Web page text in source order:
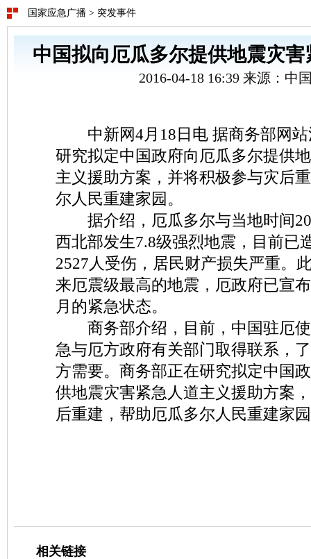
国家应急广播 > 突发事件
中国拟向厄瓜多尔提供地震灾
2016-04-18 16:39 来源：中
中新网4月18日电 据商务部网站
研究拟定中国政府向厄瓜多尔提供
主义援助方案，并将积极参与灾后
尔人民重建家园。
据介绍，厄瓜多尔与当地时间
西北部发生7.8级强烈地震，目前已
2527人受伤，居民财产损失严重。
来厄震级最高的地震，厄政府已宣
月的紧急状态。
商务部介绍，目前，中国驻厄使
急与厄方政府有关部门取得联系，
方需要。商务部正在研究拟定中国
供地震灾害紧急人道主义援助方案
后重建，帮助厄瓜多尔人民重建家
相关链接